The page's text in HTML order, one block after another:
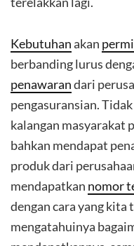
Kebutuhanakan
berbanding lurus
penawarandari
pengasuransian.
kalangan masyarakat
bahkan mendapat
produk dari
mendapatkan nomor
dengan cara yang kita
mengatahuinya